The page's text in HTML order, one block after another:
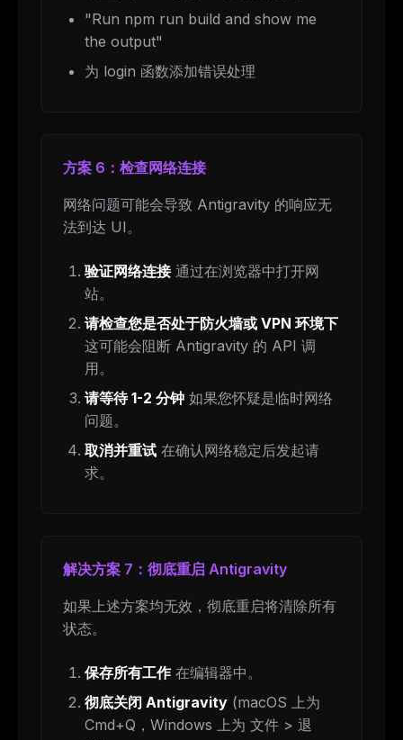
"Run npm run build and show me
the output"
为 login 函数添加错误处理
方案 6：检查网络连接
网络问题可能会导致 Antigravity 的响应无
法到达 UI。
验证网络连接通过在浏览器中打开网
站。
请检查您是否处于防火墙或 VPN 环境下
这可能会阻断 Antigravity 的 API 调
用。
请等待 1-2 分钟 如果您怀疑是临时网络
问题。
取消并重试 在确认网络稳定后发起请
求。
解决方案 7：彻底重启 Antigravity
如果上述方案均无效，彻底重启将清除所有
状态。
保存所有工作在编辑器中。
彻底关闭 Antigravity (macOS 上为
Cmd+Q，Windows 上为 文件 > 退